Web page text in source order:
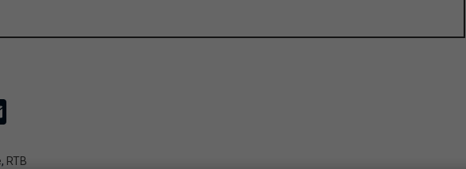
Email
, RTB